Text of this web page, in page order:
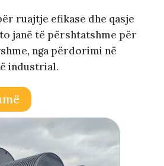
ruajtje efikase dhe qasje
janë të përshtatshme për
nga përdorimi në
industrial.